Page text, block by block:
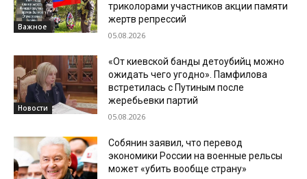
Важное
триколорами участников акции памяти
жертв репрессий
05.08.2026
Новости
«От киевской банды детоубийц можно
ожидать чего угодно». Памфилова
встретилась с Путиным после
жеребьевки партий
05.08.2026
Собянин заявил, что перевод
экономики России на военные рельсы
может «убить вообще страну»